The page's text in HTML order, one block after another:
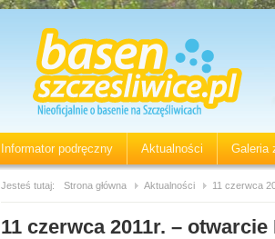
Informator podręczny Aktualności Galeria
Jesteś tutaj: Strona główna Aktualności 11 czerwca
11 czerwca 2011r. –